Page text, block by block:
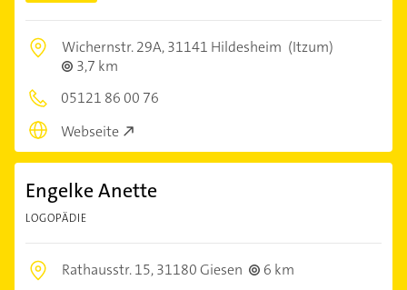
Wichernstr. 29A,31141 Hildesheim (Itzum)
3,7 km
05121 86 00 76
Webseite
Engelke Anette
LOGOPÄDIE
Rathausstr. 15,31180 Giesen
6 km